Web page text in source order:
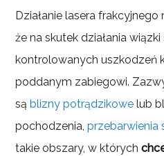
Działanie lasera frakcyjnego
że na skutek działania
kontrolowanych uszkodzeń
poddanym zabiegowi.
są blizny potrądzikowe lub
pochodzenia, przebarwienia
takie obszary, w których